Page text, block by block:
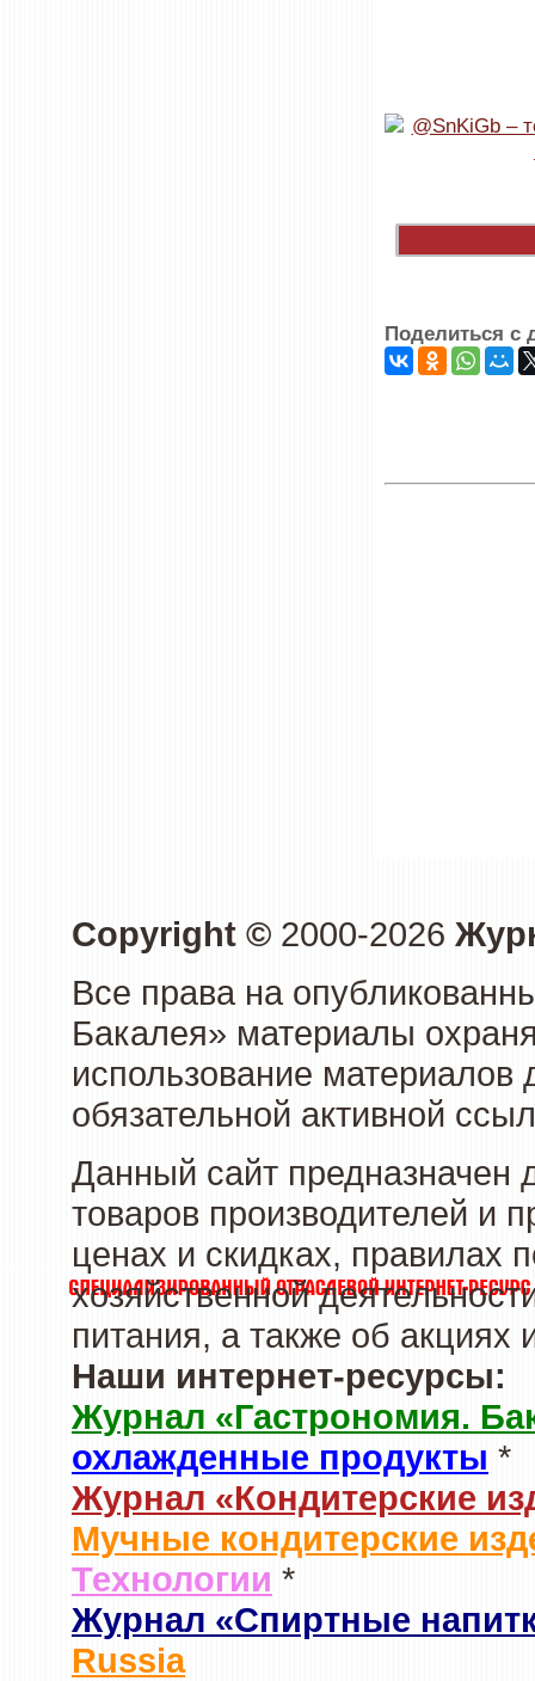
Поделиться с
Copyright © 2000-2026
Все права на
Бакалея» материалы
использование материалов
обязательной активной
Данный сайт предназначен
товаров производителей и
ценах и скидках, правилах
хозяйственной
питания, а также об
Наши интернет-ресурсы:
Журнал «Гастрономия.
охлажденные продукты *
Журнал «Кондитерские
Мучные кондитерские
Технологии *
Журнал «Спиртные
Russia